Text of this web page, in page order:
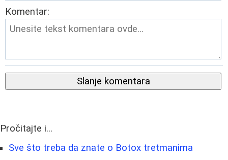
Komentar:
Slanje komentara
Pročitajte i...
Sve što treba da znate o Botox tretmanima